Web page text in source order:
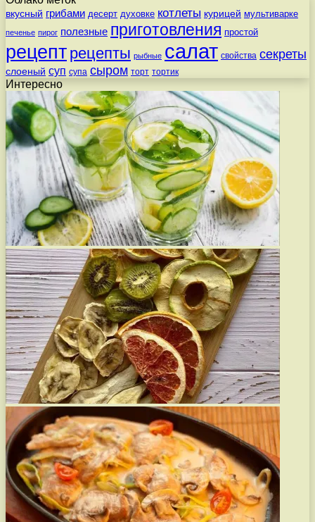
вкусный грибами десерт духовке котлеты курицей мультиварке
печенье пирог полезные приготовления простой
рецепт рецепты рыбные салат свойства секреты
слоеный суп супа сыром торт тортик
Интересно